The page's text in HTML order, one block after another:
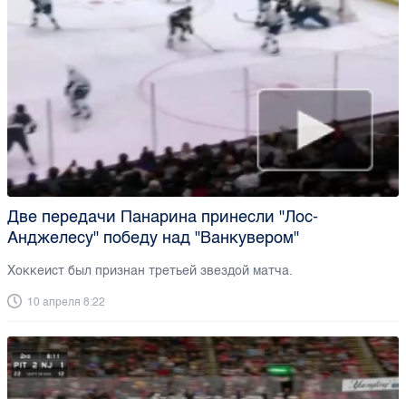
Две передачи Панарина принесли "Лос-
Анджелесу" победу над "Ванкувером"
Хоккеист был признан третьей звездой матча.
10 апреля 8:22